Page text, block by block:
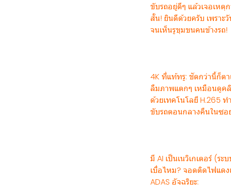
ขับรถอยู่ดีๆ แล้วเจอเหตุ
สั้น! ยินดีด้วยครับ เพราะ
จนเห็นรูขุมขนคนข้างรถ!
4K ที่แท้ทรู: ชัดกว่านี้ก็ตา
ลืมภาพแตกๆ เหมือนดูคลิ
ด้วยเทคโนโลยี H.265
ขับรถตอนกลางคืนในซอ
มี AI เป็นเนวิเกเตอร์ (ระ
เบื่อไหม? จอดติดไฟแด
ADAS อัจฉริยะ: